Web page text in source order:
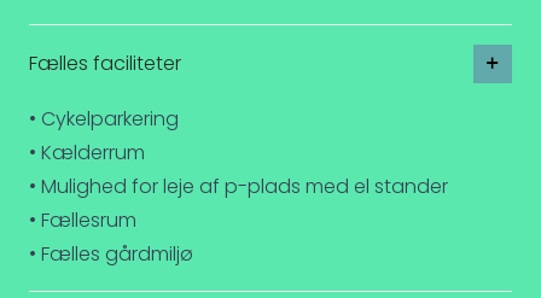
Fælles faciliteter
• Cykelparkering
• Kælderrum
• Mulighed for leje af p-plads med el stander
• Fællesrum
• Fælles gårdmiljø